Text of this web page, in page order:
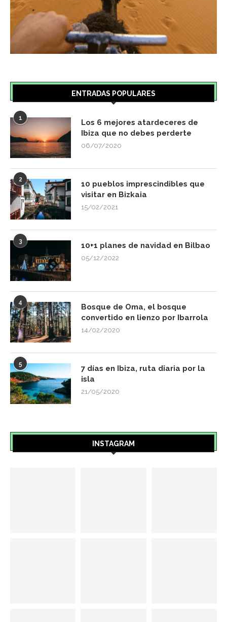
ENTRADAS POPULARES
1
Los 6 mejores atardeceres de
Ibiza que no debes perderte
06/07/2020
2
10 pueblos imprescindibles que
visitar en Bizkaia
15/02/2021
3
10+1 planes de navidad en Bilbao
05/12/2022
4
Bosque de Oma, el bosque
convertido en lienzo por Ibarrola
14/02/2020
5
7 días en Ibiza, ruta diaria por la
isla
21/05/2020
INSTAGRAM